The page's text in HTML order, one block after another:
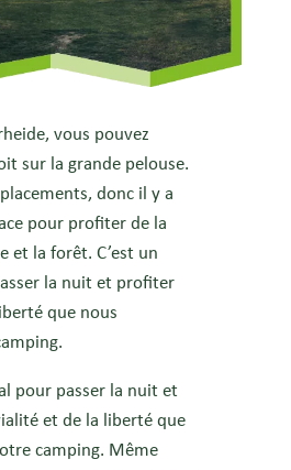
vous pouvez
sur la grande pelouse.
donc il y a
pour profiter de la
et la forêt. C’est un
la nuit et profiter
que nous
pour passer la nuit et
et de la liberté que
camping. Même